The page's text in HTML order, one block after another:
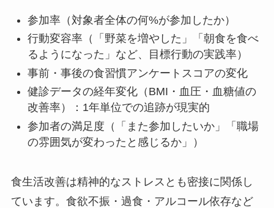
参加率（対象者全体の何%が参加したか）
行動変容率（「野菜を増やした」「朝食を食べ
るようになった」など、目標行動の実践率）
事前・事後の食習慣アンケートスコアの変化
健診データの経年変化（BMI・血圧・血糖値の
改善率）：1年単位での追跡が現実的
参加者の満足度（「また参加したいか」「職場
の雰囲気が変わったと感じるか」）
食生活改善は精神的なストレスとも密接に関係し
ています。食欲不振・過食・アルコール依存など